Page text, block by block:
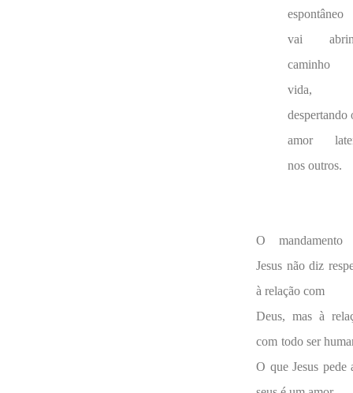
vai
caminho
vida,
despertando
amor
nos outros.
O mandamento
Jesus não diz
à relação com
Deus, mas à
com todo ser
O que Jesus pede